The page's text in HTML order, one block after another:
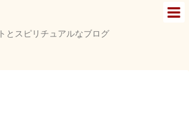
とスピリチュアルなブログ